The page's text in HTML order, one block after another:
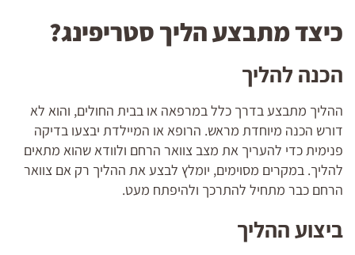
כיצד מתבצע הליך סטריפינג?
הכנה להליך
ההליך מתבצע בדרך כלל במרפאה או בבית החולים, והוא לא
דורש הכנה מיוחדת מראש. הרופא או המיילדת יבצעו בדיקה
פנימית כדי להעריך את מצב צוואר הרחם ולוודא שהוא מתאים
להליך. במקרים מסוימים, יומלץ לבצע את ההליך רק אם צוואר
הרחם כבר מתחיל להתרכך ולהיפתח מעט.
ביצוע ההליך